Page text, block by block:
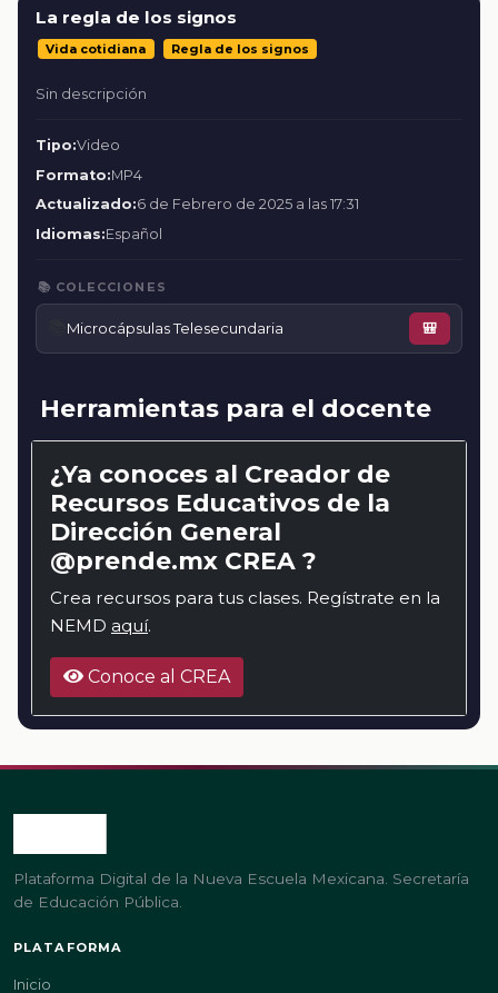
La regla de los signos
Vida cotidiana Regla de los signos
Sin descripción
Tipo:Video
Formato:MP4
Actualizado:6 de Febrero de 2025 a las 17:31
Idiomas:Español
📚 COLECCIONES
Microcápsulas Telesecundaria 🎒
Herramientas para el docente
¿Ya conoces al Creador de
Recursos Educativos de la
Dirección General
@prende.mx CREA ?
Crea recursos para tus clases. Regístrate en la
NEMD aquí.
Conoce al CREA
Plataforma Digital de la Nueva Escuela Mexicana. Secretaría
de Educación Pública.
PLATAFORMA
Inicio